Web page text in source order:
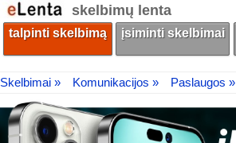
skelbimų lenta
talpinti skelbimą įsiminti skelbimai
Skelbimai » Komunikacijos » Paslaugos »